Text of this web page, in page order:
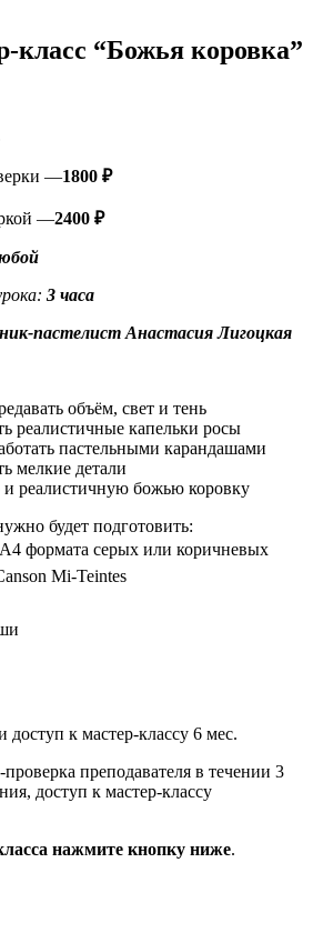
класс “Божья коровка”
—1800 ₽
—2400 ₽
3 часа
пастелист АнастасияЛигоцкая
объём, свет и тень
реалистичные капельки росы
пастельными карандашами
мелкие детали
и реалистичную божью коровку
будет подготовить:
формата серых или коричневых
Mi-Teintes
доступ к мастер-классу 6 мес.
преподавателя в течении 3
доступ к мастер-классу
нажмите кнопку ниже.